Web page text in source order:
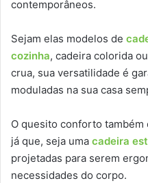
contemporâneos.
Sejam elas modelos de
cozinha, cadeira colorida
crua, sua versatilidade é
moduladas na sua casa
O quesito conforto também
já que, seja uma cadeira
projetadas para serem
necessidades do corpo.